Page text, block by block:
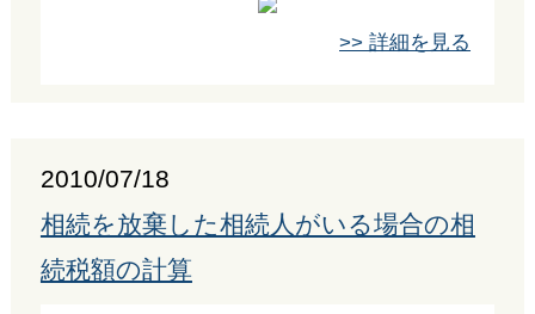
>> 詳細を見る
2010/07/18
相続を放棄した相続人がいる場合の相
続税額の計算